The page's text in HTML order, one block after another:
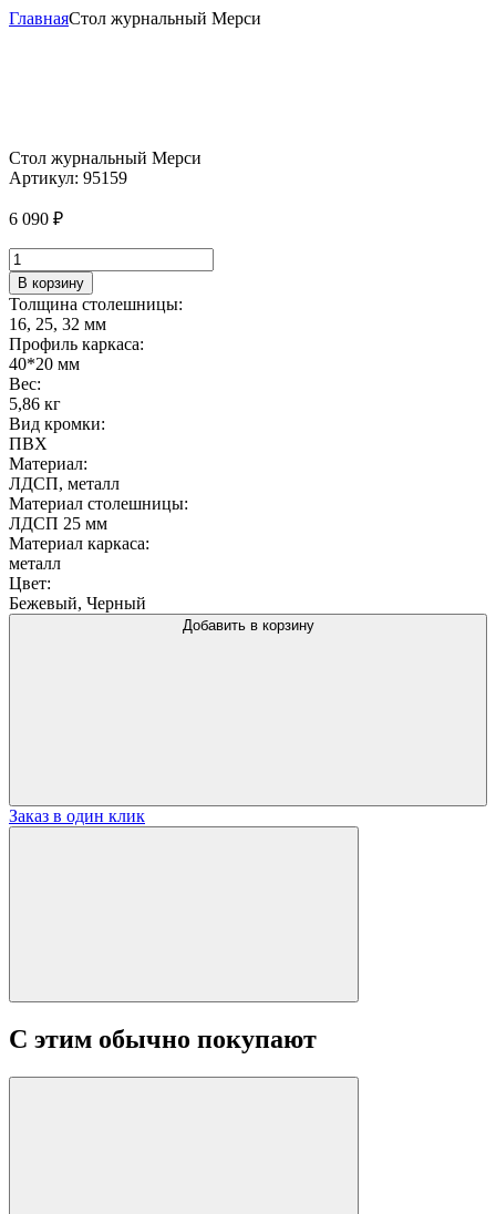
ГлавнаяСтол журнальный Мерси
Стол журнальный Мерси
Артикул: 95159
6 090 ₽
Количество
товара
Стол
журнальный
Мерси
В корзину
Толщина столешницы:
16, 25, 32 мм
Профиль каркаса:
40*20 мм
Вес:
5,86 кг
Вид кромки:
ПВХ
Материал:
ЛДСП, металл
Материал столешницы:
ЛДСП 25 мм
Материал каркаса:
металл
Цвет:
Бежевый, Черный
Добавить в корзину
Заказ в один клик
С этим обычно покупают